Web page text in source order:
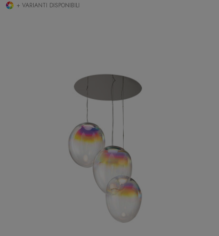
+ VARIANTI DISPONIBILI